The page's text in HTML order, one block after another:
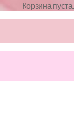
Корзина пуста.